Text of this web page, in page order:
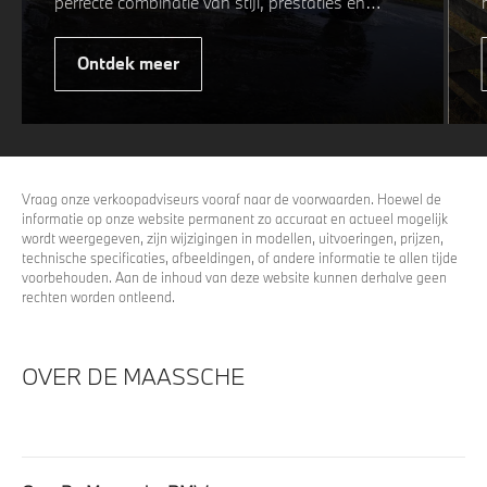
veiligheid. Of u nu kiest voor een sportieve of
elegante look, onze winterwielen zijn
ontworpen om uw rijervaring te optimaliseren,
weersomstandigheden. Profiteer nu van15%
voordeel.
Ontdek meer
Vraag onze verkoopadviseurs vooraf naar de voorwaarden. Hoewel de
informatie op onze website permanent zo accuraat en actueel mogelijk
wordt weergegeven, zijn wijzigingen in modellen, uitvoeringen, prijzen,
technische specificaties, afbeeldingen, of andere informatie te allen tijde
voorbehouden. Aan de inhoud van deze website kunnen derhalve geen
rechten worden ontleend.
OVER DE MAASSCHE